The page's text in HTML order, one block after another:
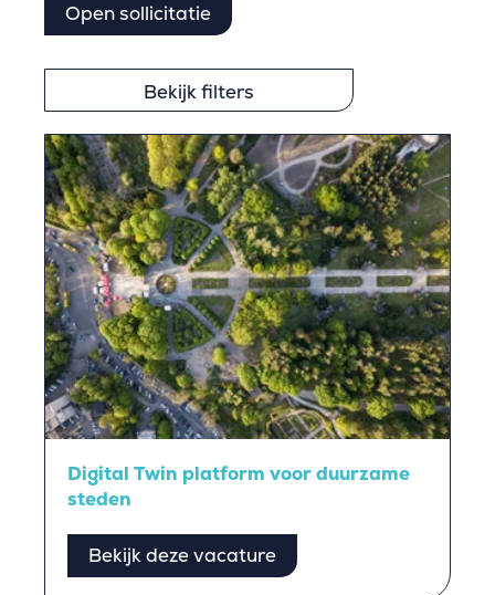
Open sollicitatie
Bekijk filters
Digital Twin platform voor duurzame
steden
Bekijk deze vacature